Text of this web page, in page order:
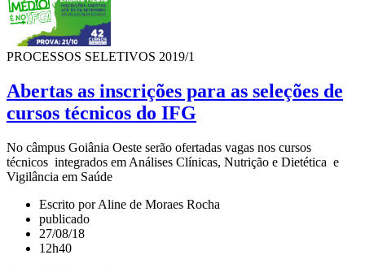
PROCESSOS SELETIVOS 2019/1
Abertas as inscrições para as seleções de
cursos técnicos do IFG
No câmpus Goiânia Oeste serão ofertadas vagas nos cursos
técnicos integrados em Análises Clínicas, Nutrição e Dietética e
Vigilância em Saúde
Escrito por Aline de Moraes Rocha
publicado
27/08/18
12h40